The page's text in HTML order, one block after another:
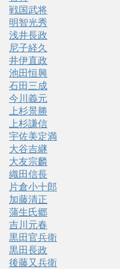
戦国武将
明智光秀
浅井長政
尼子経久
井伊直政
池田恒興
石田三成
今川義元
上杉景勝
上杉謙信
宇佐美定満
大谷吉継
大友宗麟
織田信長
片倉小十郎
加藤清正
蒲生氏郷
吉川元春
黒田官兵衛
黒田長政
後藤又兵衛